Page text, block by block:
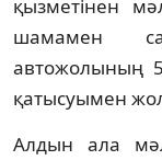
қызметінен
шамамен
автожолының
қатысуымен
Алдын ала